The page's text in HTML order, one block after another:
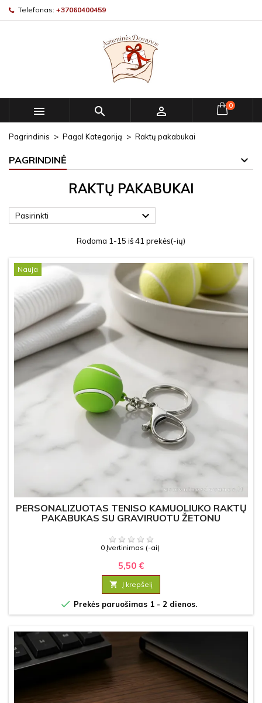
Telefonas: +37060400459
   0
Pagrindinis Pagal Kategoriją Raktų pakabukai
PAGRINDINĖ
RAKTŲ PAKABUKAI
Pasirinkti 
Rodoma 1-15 iš 41 prekės(-ių)
Nauja
PERSONALIZUOTAS TENISO KAMUOLIUKO RAKTŲ
PAKABUKAS SU GRAVIRUOTU ŽETONU
0 Įvertinimas (-ai)
5,50 €
 Į krepšelį
 Prekės paruošimas 1 - 2 dienos.